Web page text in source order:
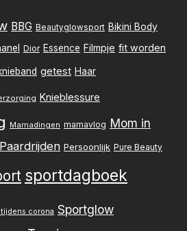
BBG Beautyglowsport Bikini Body
Dior Essence Filmpje fit worden
getest Haar
Knieblessure
Mamadingen mamavlog Mom in
Paardrijden Persoonlijk Pure Beauty
sportdagboek
corona Sportglow